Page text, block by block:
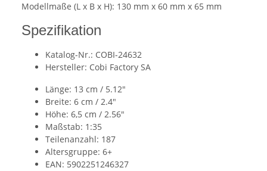
Modellmaße (L x B x H): 130 mm x 60 mm x 65 mm
Spezifikation
Katalog-Nr.: COBI-24632
Hersteller: Cobi Factory SA
Länge: 13 cm / 5.12″
Breite: 6 cm / 2.4″
Höhe: 6,5 cm / 2.56″
Maßstab: 1:35
Teilenanzahl: 187
Altersgruppe: 6+
EAN: 5902251246327